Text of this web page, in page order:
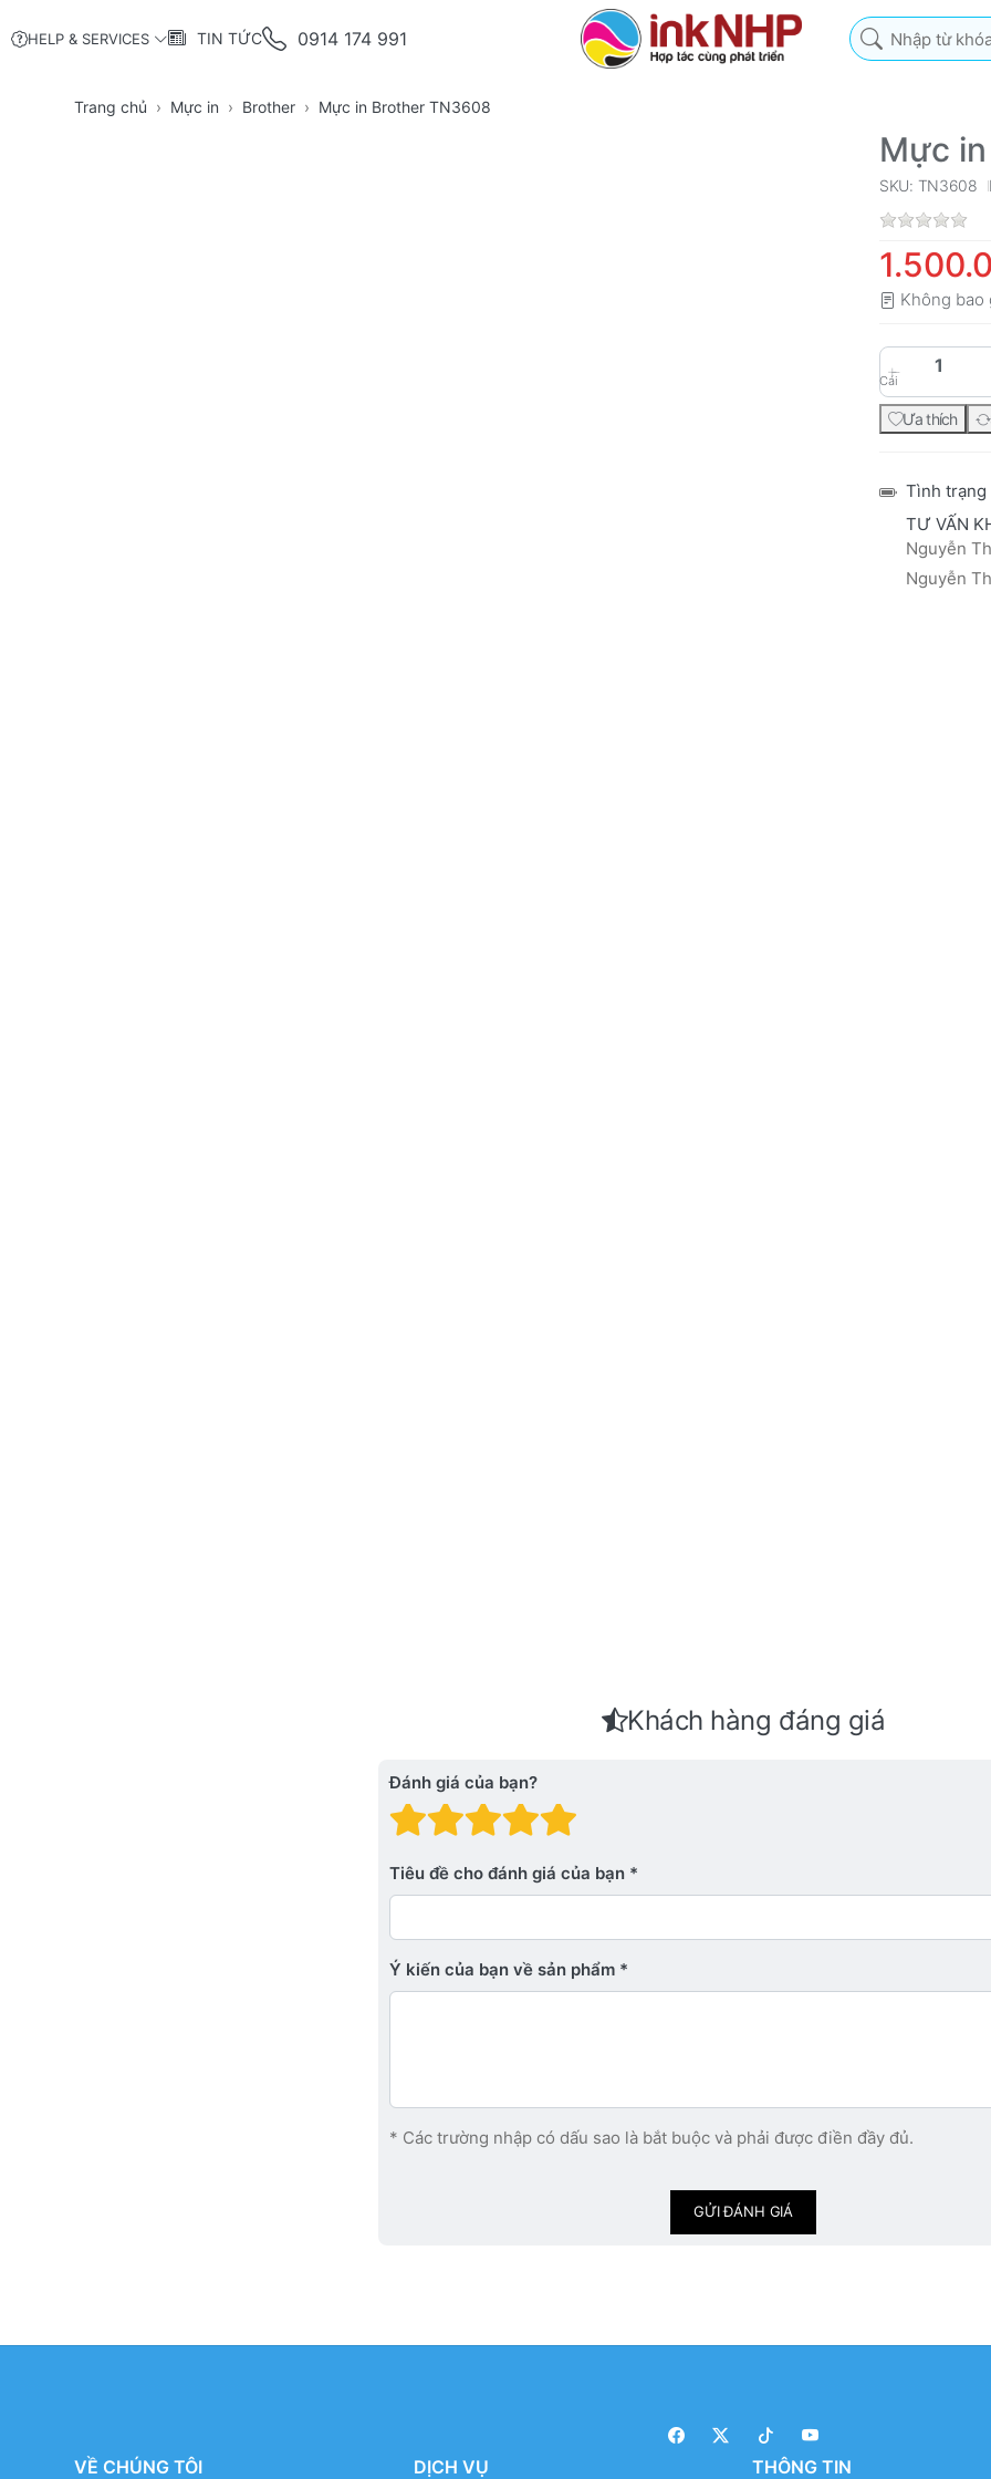
HELP & SERVICES TIN TỨC 0914 174 991
Nhập từ khóa tìm
Trang chủ Mực in Brother Mực in Brother TN3608
Mực
SKU: TN3608
Không bao
Cái
Ưa thích
Tình trạng
TƯ VẤN
Nguyễn
Nguyễn
Khách hàng đáng giá
Đánh giá của bạn?
Đánh giá: 4 trên 5 sao.
Đánh giá: 3 trên 5 sao.
Đánh giá: 2 trên 5 sao.
Đánh giá: 1 trên 5 sao. Xấu
Tiêu đề cho đánh giá của bạn
Ý kiến ​​của bạn về sản phẩm
* Các trường nhập có dấu sao là bắt buộc và phải được điền đầy đủ.
GỬI ĐÁNH GIÁ
VỀ CHÚNG TÔI DỊCH VỤ THÔNG TIN